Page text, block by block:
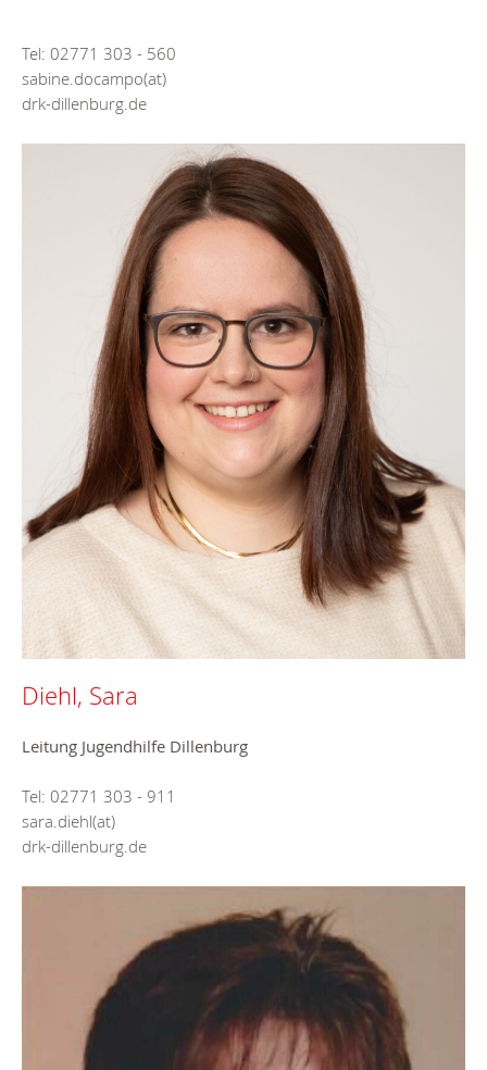
Tel: 02771 303 - 560
sabine.docampo(at)
drk-dillenburg.de
Diehl, Sara
Leitung Jugendhilfe Dillenburg
Tel: 02771 303 - 911
sara.diehl(at)
drk-dillenburg.de